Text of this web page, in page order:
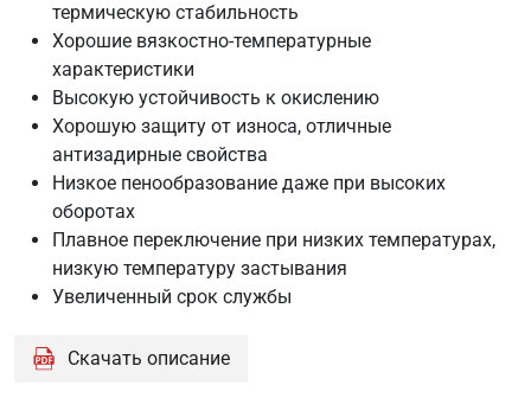
Ford
WSS-
M2C
200-
Ford
WSS-
M2C
E1
2271
термическую стабильность
Хорошие вязкостно-температурные
характеристики
Высокую устойчивость к окислению
Хорошую защиту от износа, отличные
антизадирные свойства
Низкое пенообразование даже при высоких
оборотах
Плавное переключение при низких температурах,
низкую температуру застывания
Увеличенный срок службы
Скачать описание